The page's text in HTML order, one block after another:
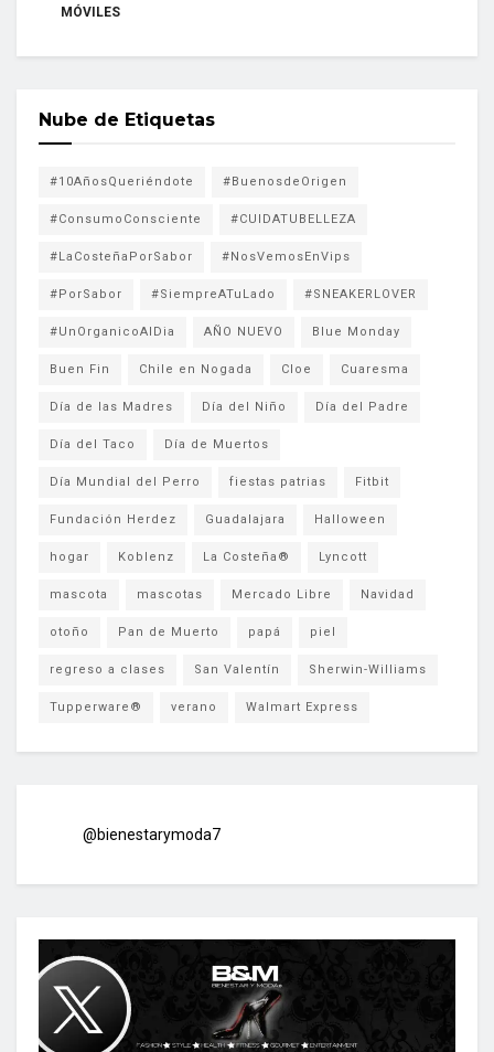
MÓVILES
Nube de Etiquetas
#10AñosQueriéndote #BuenosdeOrigen
#ConsumoConsciente #CUIDATUBELLEZA
#LaCosteñaPorSabor #NosVemosEnVips
#PorSabor #SiempreATuLado #SNEAKERLOVER
#UnOrganicoAlDia AÑO NUEVO Blue Monday
Buen Fin Chile en Nogada Cloe Cuaresma
Día de las Madres Día del Niño Día del Padre
Día del Taco Día de Muertos
Día Mundial del Perro fiestas patrias Fitbit
Fundación Herdez Guadalajara Halloween
hogar Koblenz La Costeña® Lyncott
mascota mascotas Mercado Libre Navidad
otoño Pan de Muerto papá piel
regreso a clases San Valentín Sherwin-Williams
Tupperware® verano Walmart Express
@bienestarymoda7